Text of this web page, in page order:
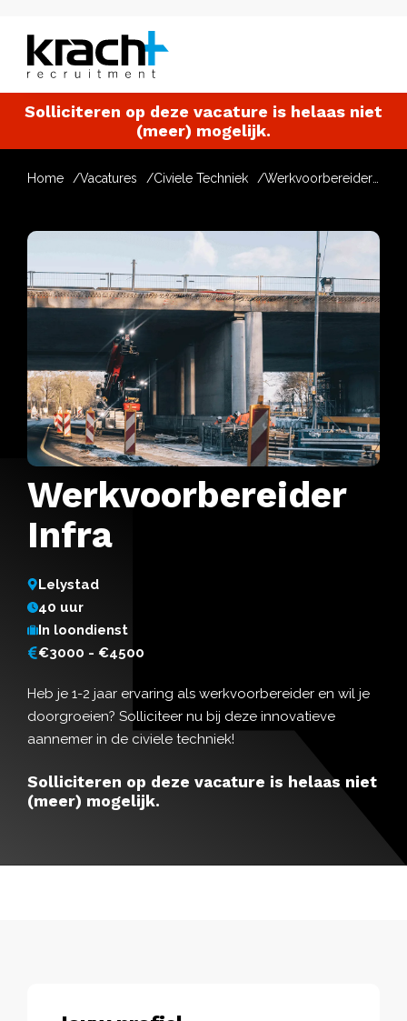
Solliciteren op deze vacature is helaas niet
(meer) mogelijk.
Home Vacatures Civiele Techniek
Werkvoorbereider
Infra
Lelystad
40 uur
In loondienst
€3000 - €4500
Heb je 1-2 jaar ervaring als werkvoorbereider en wil je
doorgroeien? Solliciteer nu bij deze innovatieve
aannemer in de civiele techniek!
Solliciteren op deze vacature is helaas niet
(meer) mogelijk.